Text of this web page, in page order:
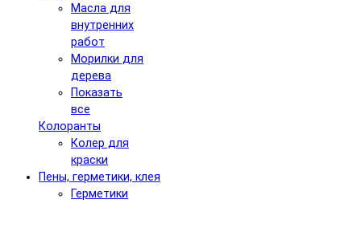
Масла для
внутренних
работ
Морилки для
дерева
Показать
все
Колоранты
Колер для
краски
Пены, герметики, клея
Герметики